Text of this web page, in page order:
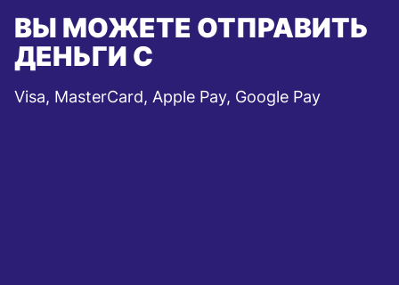
ВЫ МОЖЕТЕ ОТПРАВИТЬ
ДЕНЬГИ С
Visa, MasterCard, Apple Pay, Google Pay